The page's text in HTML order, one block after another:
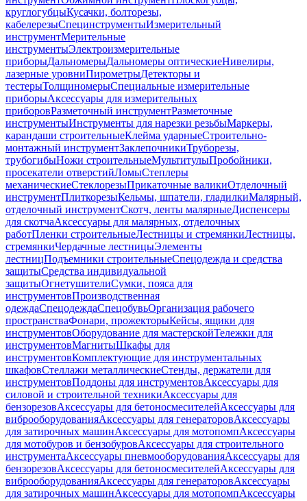
круглогубцыКусачки, болторезы,
кабелерезыСпецинструментыИзмерительный
инструментМерительные
инструментыЭлектроизмерительные
приборыДальномерыДальномеры оптическиеНивелиры,
лазерные уровниПирометрыДетекторы и
тестерыТолщиномерыСпециальные измерительные
приборыАксессуары для измерительных
приборовРазметочный инструментРазметочные
инструментыИнструменты для нарезки резьбыМаркеры,
карандаши строительныеКлейма ударныеСтроительно-
монтажный инструментЗаклепочникиТруборезы,
трубогибыНожи строительныеМультитулыПробойники,
просекатели отверстийЛомыСтеплеры
механическиеСтеклорезыПрикаточные валикиОтделочный
инструментПлиткорезыКельмы, шпатели, гладилкиМалярный,
отделочный инструментСкотч, ленты малярныеДиспенсеры
для скотчаАксессуары для малярных, отделочных
работПленки строительныеЛестницы и стремянкиЛестницы,
стремянкиЧердачные лестницыЭлементы
лестницПодъемники строительныеСпецодежда и средства
защитыСредства индивидуальной
защитыОгнетушителиСумки, пояса для
инструментовПроизводственная
одеждаСпецодеждаСпецобувьОрганизация рабочего
пространстваФонари, прожекторыКейсы, ящики для
инструментовОборудование для мастерскойТележки для
инструментовМагнитыШкафы для
инструментовКомплектующие для инструментальных
шкафовСтеллажи металлическиеСтенды, держатели для
инструментовПоддоны для инструментовАксессуары для
силовой и строительной техникиАксессуары для
бензорезовАксессуары для бетоносмесителейАксессуары для
виброоборудованияАксессуары для генераторовАксессуары
для затирочных машинАксессуары для мотопомпАксессуары
для мотобуров и бензобуровАксессуары для строительного
инструментаАксессуары пневмооборудованияАксессуары для
бензорезовАксессуары для бетоносмесителейАксессуары для
виброоборудованияАксессуары для генераторовАксессуары
для затирочных машинАксессуары для мотопомпАксессуары